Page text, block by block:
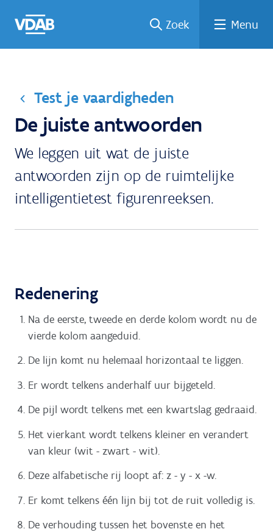
naar
een
een
job
naar
Zoek Menu
Test je vaardigheden
De juiste antwoorden
We leggen uit wat de juiste
antwoorden zijn op de ruimtelijke
intelligentietest figurenreeksen.
Redenering
Na de eerste, tweede en derde kolom wordt nu de
vierde kolom aangeduid.
De lijn komt nu helemaal horizontaal te liggen.
Er wordt telkens anderhalf uur bijgeteld.
De pijl wordt telkens met een kwartslag gedraaid.
Het vierkant wordt telkens kleiner en verandert
van kleur (wit - zwart - wit).
Deze alfabetische rij loopt af: z - y - x -w.
Er komt telkens één lijn bij tot de ruit volledig is.
De verhouding tussen het bovenste en het